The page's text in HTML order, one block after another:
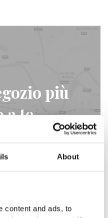
About
content and ads, to
più
a te